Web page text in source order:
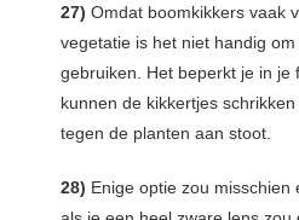
27) Omdat boomkikkers vaak
vegetatie is het niet handig om
gebruiken. Het beperkt je in je
kunnen de kikkertjes
tegen de planten aan stoot.
28) Enige optie zou misschien